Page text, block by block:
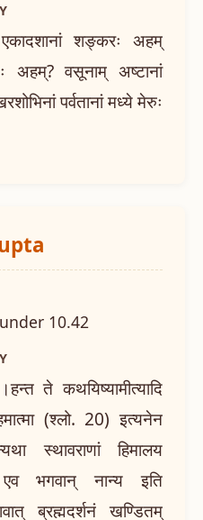
शङ्करः अहम्
अहम्? वसूनाम् अष्टानां
पर्वतानां मध्ये मेरुः
10.42
ते कथयिष्यामीत्यादि
(श्लो. 20) इत्यनेन
स्थावराणां हिमालय
एव भगवान् नान्य इति
ब्रह्मदर्शनं खण्डितम्